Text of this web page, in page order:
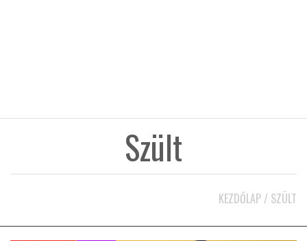
HÍR3D
Szült
KEZDŐLAP / SZÜLT